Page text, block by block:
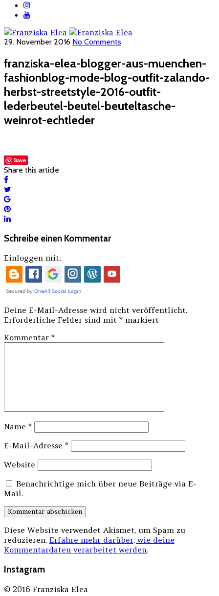
29. November 2016 No Comments
franziska-elea-blogger-aus-muenchen-
fashionblog-mode-blog-outfit-zalando-
herbst-streetstyle-2016-outfit-
lederbeutel-beutel-beuteltasche-
weinrot-echtleder
Save
Share this article
Schreibe einen Kommentar
Einloggen mit:
Deine E-Mail-Adresse wird nicht veröffentlicht.
Erforderliche Felder sind mit * markiert
Kommentar *
Name *
E-Mail-Adresse *
Website
Benachrichtige mich über neue Beiträge via E-
Mail.
Diese Website verwendet Akismet, um Spam zu
reduzieren. Erfahre mehr darüber, wie deine
Kommentardaten verarbeitet werden.
Instagram
© 2016 Franziska Elea